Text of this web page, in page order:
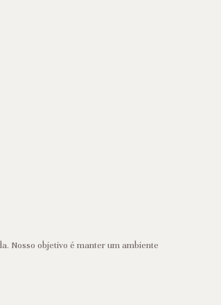
Nosso objetivo é manter um ambiente